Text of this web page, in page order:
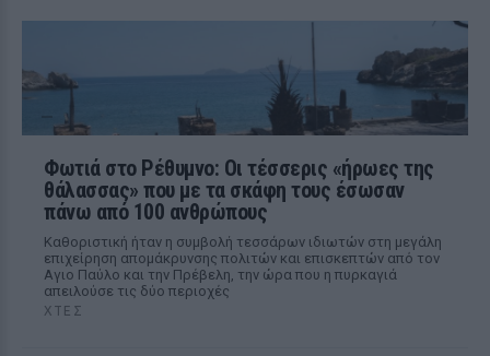
Φωτιά στο Ρέθυμνο: Οι τέσσερις «ήρωες της
θάλασσας» που με τα σκάφη τους έσωσαν
πάνω από 100 ανθρώπους
Καθοριστική ήταν η συμβολή τεσσάρων ιδιωτών στη μεγάλη
επιχείρηση απομάκρυνσης πολιτών και επισκεπτών από τον
Αγιο Παύλο και την Πρέβελη, την ώρα που η πυρκαγιά
απειλούσε τις δύο περιοχές
ΧΤΕΣ